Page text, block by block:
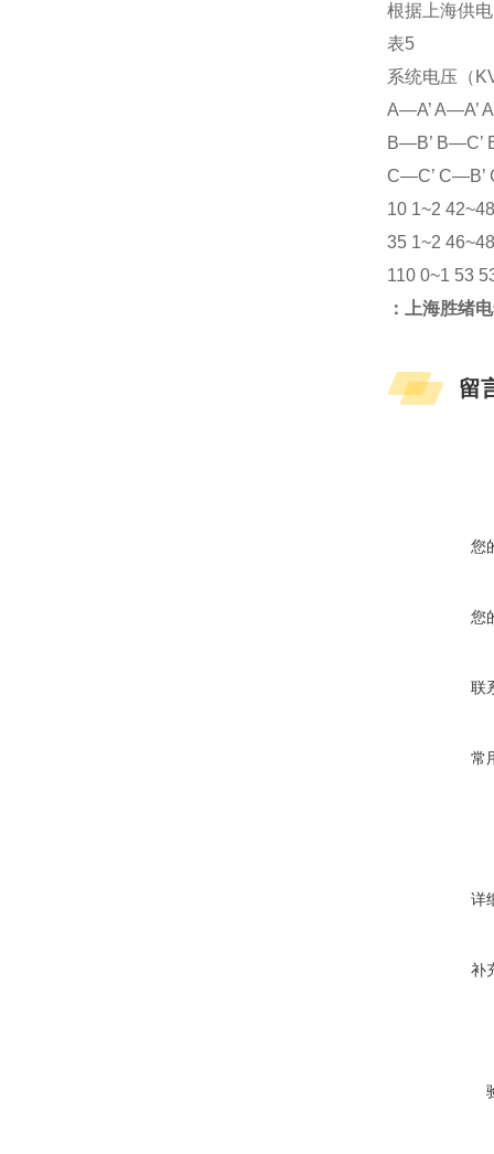
根据上海供
表5
系统电压（
A—A’ A—A’
B—B’ B—C’
C—C’ C—B’
10 1~2
35 1~2
110 0~1 53
：上海胜绪
留
您
您
联
常
详
补